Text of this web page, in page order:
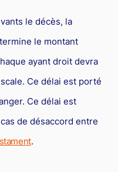
le décès, la
le montant
ayant droit devra
Ce délai est porté
Ce délai est
de désaccord entre
.